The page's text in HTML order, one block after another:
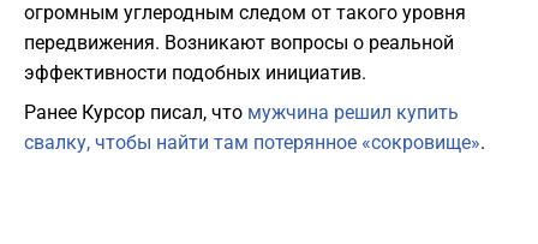
огромным углеродным следом от такого уровня
передвижения. Возникают вопросы о реальной
эффективности подобных инициатив.
Ранее Курсор писал, что мужчина решил купить
свалку, чтобы найти там потерянное «сокровище».